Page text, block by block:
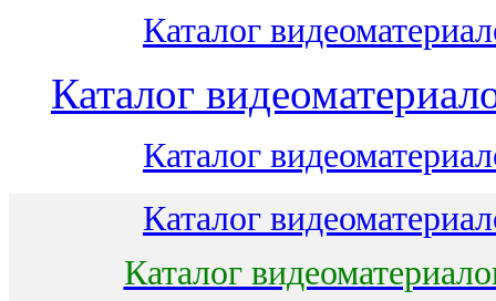
Каталог
Каталог
Каталог
Каталог
Каталог